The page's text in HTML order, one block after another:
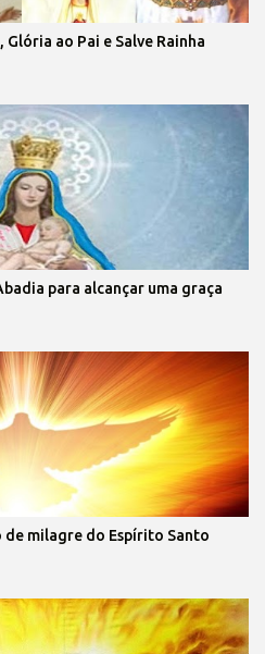
ao Pai e Salve Rainha
para alcançar uma graça
de milagre do Espírito Santo